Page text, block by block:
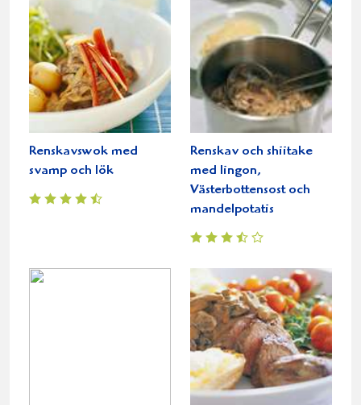
Renskavswok med
svamp och lök
Renskav och shiitake
med lingon,
Västerbottensost och
mandelpotatis